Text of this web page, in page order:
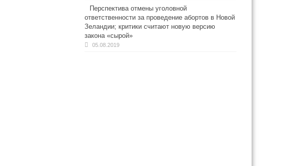
Перспектива отмены уголовной
ответственности за проведение абортов в Новой
Зеландии; критики считают новую версию
закона «сырой»
05.08.2019